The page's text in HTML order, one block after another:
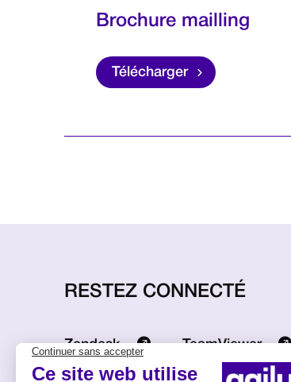
Brochure mailling
Télécharger
RESTEZ CONNECTÉ
Zendesk TeamViewer